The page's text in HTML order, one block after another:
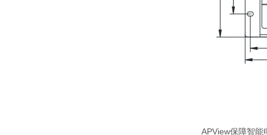
APView保障智能